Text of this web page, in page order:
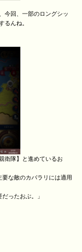
今回、一部のロングシッ
るんね。
衛隊】と進めているお
要な敵のカバラリには適用
ったおぶ。」